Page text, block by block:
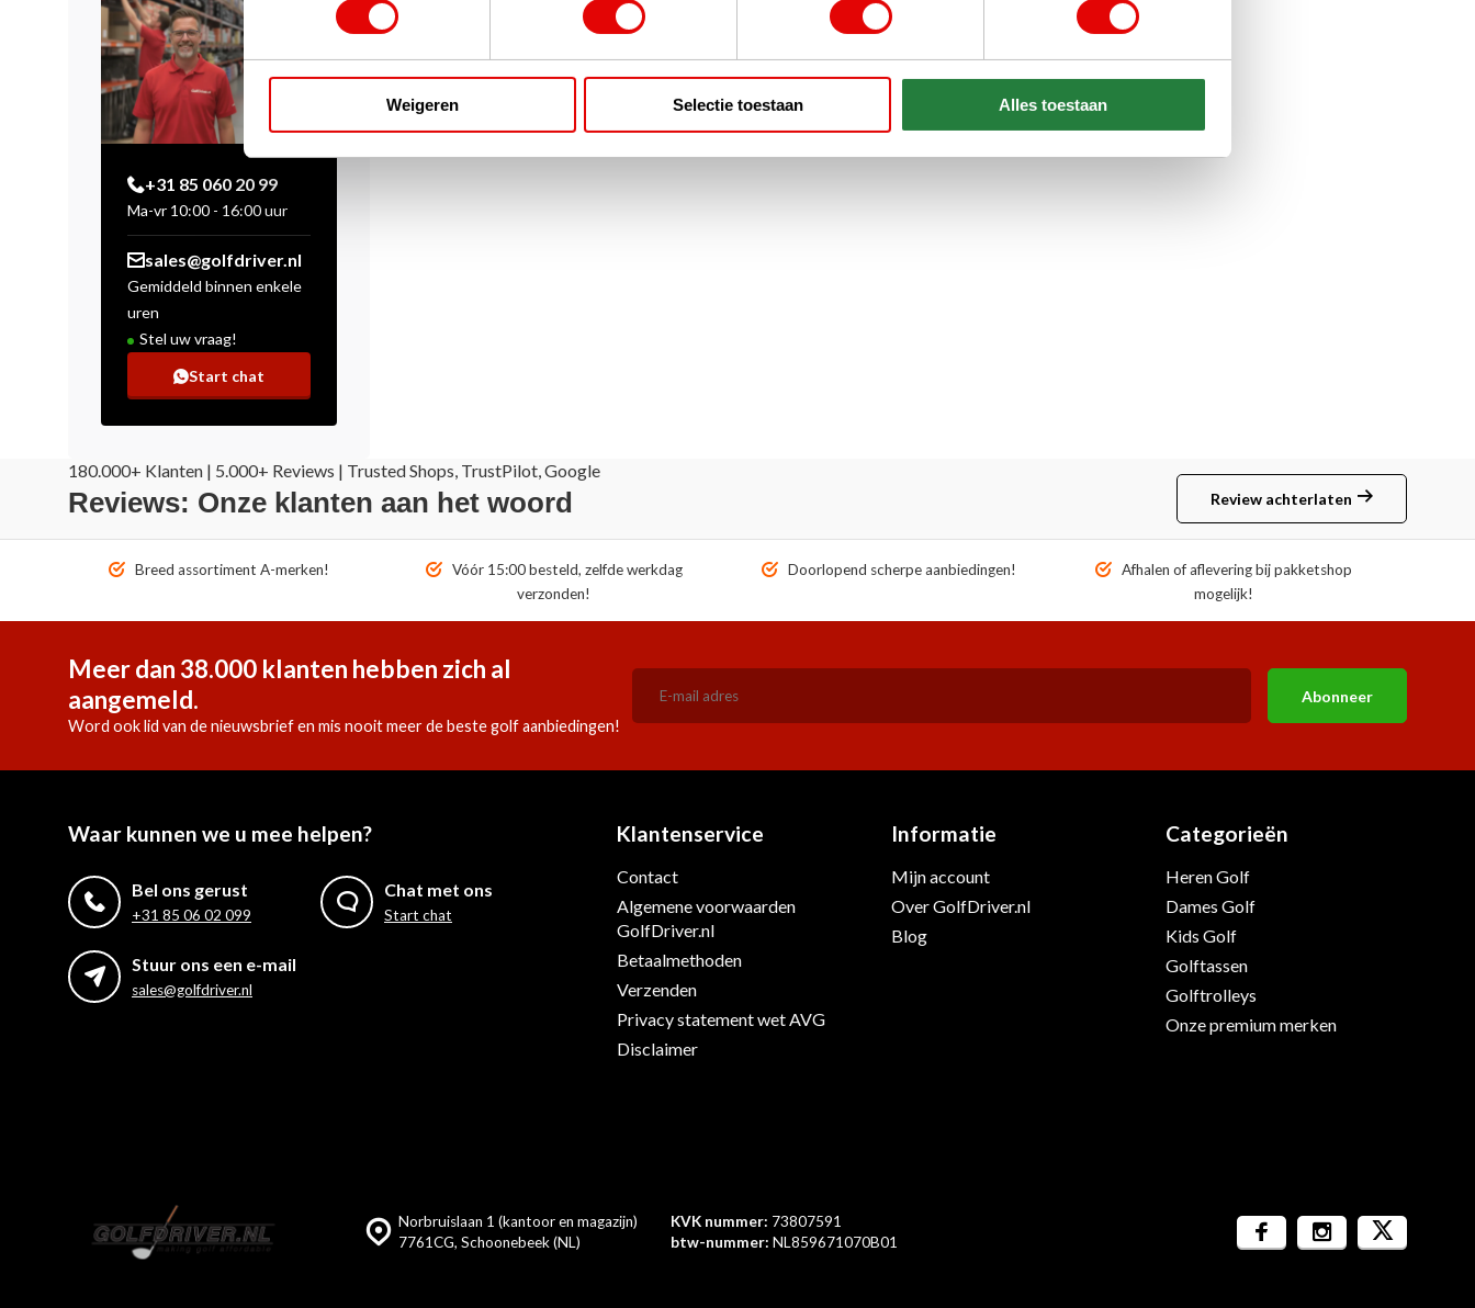
Weigeren Selectie toestaan Alles toestaan
+31 85 060 20 99
Ma-vr 10:00 - 16:00 uur
sales@golfdriver.nl
Gemiddeld binnen enkele
uren
Stel uw vraag!
Start chat
180.000+ Klanten | 5.000+ Reviews | Trusted Shops, TrustPilot, Google
Reviews: Onze klanten aan het woord Review achterlaten
Breed assortiment A-merken!
Vóór 15:00 besteld, zelfde werkdag
verzonden!
Doorlopend scherpe aanbiedingen!
Afhalen of aflevering bij pakketshop
mogelijk!
Meer dan 38.000 klanten hebben zich al
aangemeld.
Word ook lid van de nieuwsbrief en mis nooit meer de beste golf aanbiedingen!
Abonneer
Waar kunnen we u mee helpen?
Bel ons gerust
+31 85 06 02 099
Chat met ons
Start chat
Stuur ons een e-mail
sales@golfdriver.nl
Klantenservice
Contact
Algemene voorwaarden
GolfDriver.nl
Betaalmethoden
Verzenden
Privacy statement wet AVG
Disclaimer
Informatie
Mijn account
Over GolfDriver.nl
Blog
Categorieën
Heren Golf
Dames Golf
Kids Golf
Golftassen
Golftrolleys
Onze premium merken
Norbruislaan 1 (kantoor en magazijn)
7761CG, Schoonebeek (NL)
KVK nummer: 73807591
btw-nummer: NL859671070B01